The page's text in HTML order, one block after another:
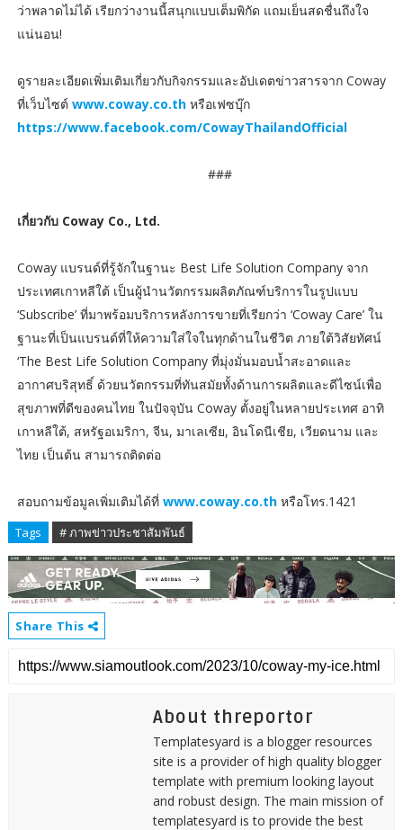
ว่าพลาดไม่ได้ เรียกว่างานนี้สนุกแบบเต็มพิกัด แถมเย็นสดชื่นถึงใจ
แน่นอน!
ดูรายละเอียดเพิ่มเติมเกี่ยวกับกิจกรรมและอัปเดตข่าวสารจาก Coway
ที่เว็บไซต์ www.coway.co.thหรือเฟซบุ๊ก
https://www.facebook.com/CowayThailandOfficial
###
เกี่ยวกับ Coway Co., Ltd.
Coway แบรนด์ที่รู้จักในฐานะ Best Life Solution Company จาก
ประเทศเกาหลีใต้ เป็นผู้นำนวัตกรรมผลิตภัณฑ์บริการในรูปแบบ
‘Subscribe’ ที่มาพร้อมบริการหลังการขายที่เรียกว่า ‘Coway Care’ ใน
ฐานะที่เป็นแบรนด์ที่ให้ความใส่ใจในทุกด้านในชีวิต ภายใต้วิสัยทัศน์
‘The Best Life Solution Company ที่มุ่งมั่นมอบน้ำสะอาดและ
อากาศบริสุทธิ์ ด้วยนวัตกรรมที่ทันสมัยทั้งด้านการผลิตและดีไซน์เพื่อ
สุขภาพที่ดีของคนไทย ในปัจจุบัน Coway ตั้งอยู่ในหลายประเทศ อาทิ
เกาหลีใต้, สหรัฐอเมริกา, จีน, มาเลเซีย, อินโดนีเชีย, เวียดนาม และ
ไทย เป็นต้น สามารถติดต่อ
สอบถามข้อมูลเพิ่มเติมได้ที่ www.coway.co.thหรือโทร.1421
Tags # ภาพข่าวประชาสัมพันธ์
Share This
About threportor
Templatesyard is a blogger resources
site is a provider of high quality blogger
template with premium looking layout
and robust design. The main mission of
templatesyard is to provide the best